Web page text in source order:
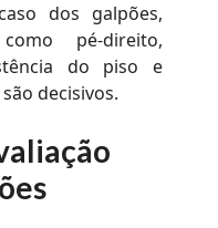
dos galpões,
pé-direito,
do piso e
decisivos.